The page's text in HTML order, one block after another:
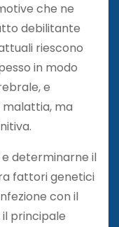
che ne
debilitante
riescono
in modo
e
ma
e determinarne il
fattori genetici
con il
principale